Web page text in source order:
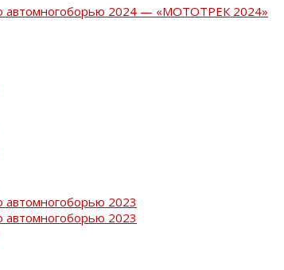
автомногоборью 2024 — «МОТОТРЕК 2024»
автомногоборью 2023
автомногоборью 2023